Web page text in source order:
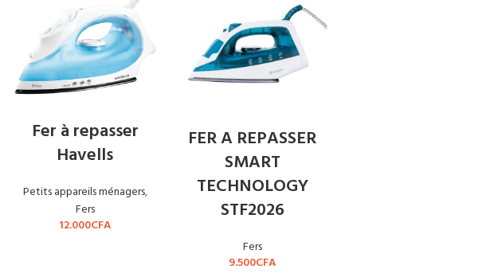
Fer à repasser
Havells
Petits appareils ménagers,
Fers
12.000CFA
FER A REPASSER
SMART
TECHNOLOGY
STF2026
Fers
9.500CFA